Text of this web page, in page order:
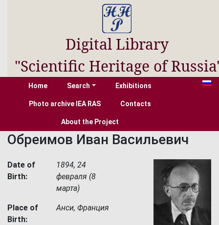
Digital Library
"Scientific Heritage of
Home Search Exhibitions
Photo archive IEA RAS Contacts
About the Project
Обреимов Иван Васильевич
Date of
Birth:
1894, 24
февраля (8
марта)
Place of
Birth:
Анси, Франция